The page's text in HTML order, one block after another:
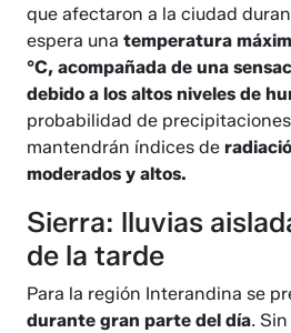
que afectaron a la ciudad
espera unatemperatura
°C, acompañada de una
debido a los altos niveles de
probabilidad de
mantendrán índices de
moderados y altos.
Sierra: lluvias
de la tarde
Para la región Interandina se
durante gran parte del día.